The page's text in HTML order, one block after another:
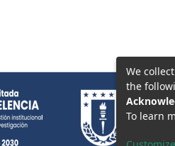
We
the
To learn